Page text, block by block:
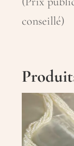
conseillé)